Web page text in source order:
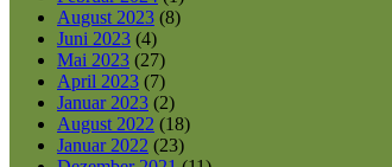
August 2023 (8)
Juni 2023 (4)
Mai 2023 (27)
April 2023 (7)
Januar 2023 (2)
August 2022 (18)
Januar 2022 (23)